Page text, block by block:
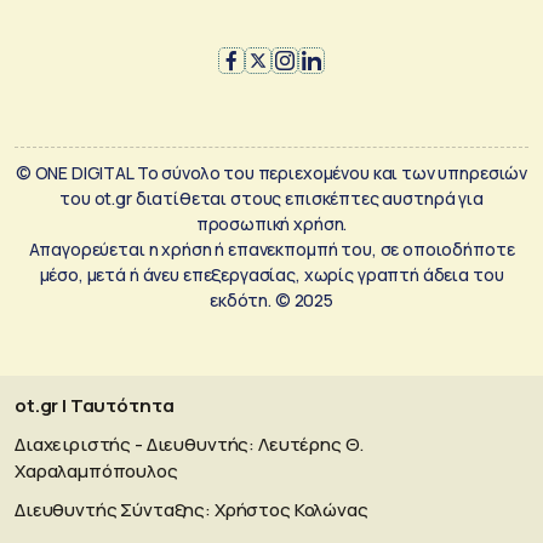
© ONE DIGITAL Το σύνολο του περιεχομένου και των υπηρεσιών
του ot.gr διατίθεται στους επισκέπτες αυστηρά για
προσωπική χρήση.
Απαγορεύεται η χρήση ή επανεκπομπή του, σε οποιοδήποτε
μέσο, μετά ή άνευ επεξεργασίας, χωρίς γραπτή άδεια του
εκδότη. © 2025
ot.gr | Ταυτότητα
Διαχειριστής - Διευθυντής: Λευτέρης Θ.
Χαραλαμπόπουλος
Διευθυντής Σύνταξης: Χρήστος Κολώνας